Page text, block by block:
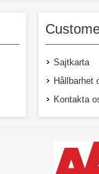
lite
Sajtkarta
Hållbarhet
Kontakta